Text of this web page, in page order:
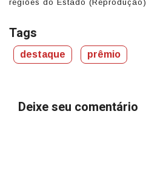
regiões do Estado (Reprodução)
Tags
destaque prêmio
Deixe seu comentário